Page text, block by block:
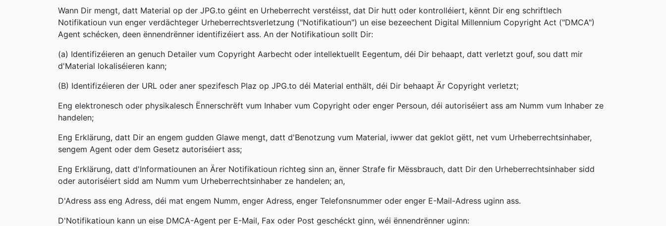
Wann Dir mengt, datt Material op der JPG.to géint en Urheberrecht verstéisst, dat Dir hutt oder kontrolléiert, kënnt Dir eng schriftlech
Notifikatioun vun enger verdächteger Urheberrechtsverletzung ("Notifikatioun") un eise bezeechent Digital Millennium Copyright Act ("DMCA")
Agent schécken, deen ënnendrënner identifizéiert ass. An der Notifikatioun sollt Dir:
(a) Identifizéieren an genuch Detailer vum Copyright Aarbecht oder intellektuellt Eegentum, déi Dir behaapt, datt verletzt gouf, sou datt mir
d'Material lokaliséieren kann;
(B) Identifizéieren der URL oder aner spezifesch Plaz op JPG.to déi Material enthält, déi Dir behaapt Är Copyright verletzt;
Eng elektronesch oder physikalesch Ënnerschrëft vum Inhaber vum Copyright oder enger Persoun, déi autoriséiert ass am Numm vum Inhaber ze
handelen;
Eng Erklärung, datt Dir an engem gudden Glawe mengt, datt d'Benotzung vum Material, iwwer dat geklot gëtt, net vum Urheberrechtsinhaber,
sengem Agent oder dem Gesetz autoriséiert ass;
Eng Erklärung, datt d'Informatiounen an Ärer Notifikatioun richteg sinn an, ënner Strafe fir Mëssbrauch, datt Dir den Urheberrechtsinhaber sidd
oder autoriséiert sidd am Numm vum Urheberrechtsinhaber ze handelen; an,
D'Adress ass eng Adress, déi mat engem Numm, enger Adress, enger Telefonsnummer oder enger E-Mail-Adress uginn ass.
D'Notifikatioun kann un eise DMCA-Agent per E-Mail, Fax oder Post geschéckt ginn, wéi ënnendrënner uginn: